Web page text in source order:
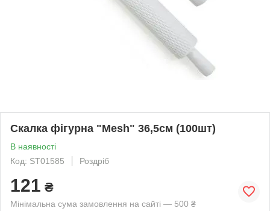
Скалка фігурна "Mesh" 36,5см (100шт)
В наявності
Код: ST01585
Роздріб
121 ₴
Мінімальна сума замовлення на сайті — 500 ₴